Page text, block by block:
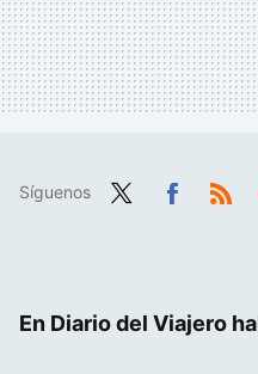
Síguenos
En Diario del Viajero